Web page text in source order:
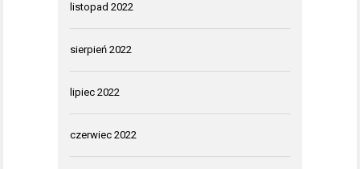
listopad 2022
sierpień 2022
lipiec 2022
czerwiec 2022